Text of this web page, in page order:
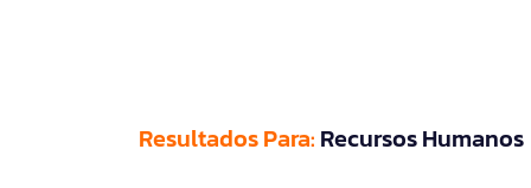
Resultados Para: Recursos Humanos